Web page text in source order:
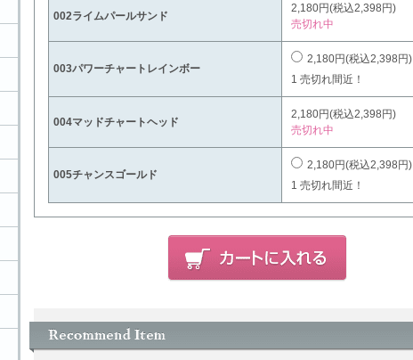
002ライムパールサンド
2,180円(税込2,398円)
売切れ中
003パワーチャートレインボー
2,180円(税込2,398円)
1 売切れ間近！
004マッドチャートヘッド
2,180円(税込2,398円)
売切れ中
005チャンスゴールド
2,180円(税込2,398円)
1 売切れ間近！